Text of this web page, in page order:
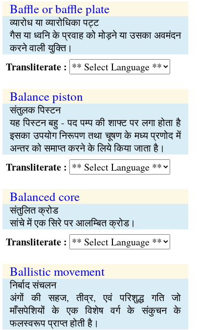
Baffle or baffle plate
व्यारोध या व्यारोधिका पट्ट
गैस या ध्वनि के प्रवाह को मोड़ने या उसका अवमंदन
करने वाली युक्ति।
:
Balance piston
संतुलक पिस्टन
यह पिस्टन बहु - पद पम्प की शाफ्ट पर लगा होता है
इसका उपयोग निरूपण तथा चूषण के मध्य प्रणोद में
अन्तर को समाप्त करने के लिये किया जाता है।
:
Balanced core
संतुलित क्रोड
सांचे में एक सिरे पर आलम्बित क्रोड।
:
Ballistic movement
निर्बाद संचलन
अंगों की सहज, तीव्र, एवं परिशुद्ध गति जो
माँसपेशियों के एक विशेष वर्ग के संकुचन के
फलस्वरूप प्राप्त होती है।